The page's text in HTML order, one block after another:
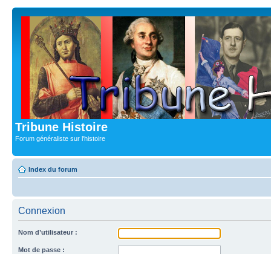
Tribune Histoire
Forum généraliste sur l'histoire
Index du forum
Connexion
Nom d’utilisateur :
Mot de passe :